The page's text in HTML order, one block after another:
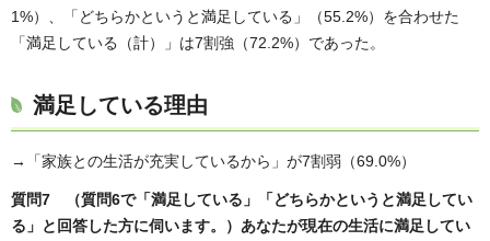
1%）、「どちらかというと満足している」（55.2%）を合わせた
「満足している（計）」は7割強（72.2%）であった。
満足している理由
→「家族との生活が充実しているから」が7割弱（69.0%）
質問7 （質問6で「満足している」「どちらかというと満足してい
る」と回答した方に伺います。）あなたが現在の生活に満足してい